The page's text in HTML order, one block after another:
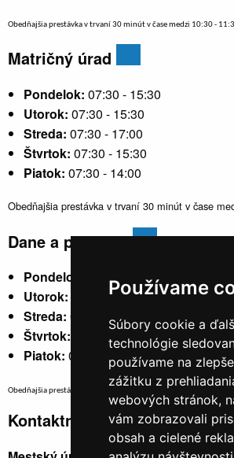
Používame
Súbory cookie a
technológie
používame na
zážitku z
webových stránok,
vám zobrazovali
obsah a cielené
Obedňajšia prestávka v trvaní 30 minút v čase medzi 10:30 -
Matričný úrad
Pondelok: 07:30 - 15:30
Utorok: 07:30 - 15:30
Streda: 07:30 - 17:00
Štvrtok: 07:30 - 15:30
Piatok: 07:30 - 14:00
Obedňajšia prestávka v trvaní 30 minút v čase
Dane a poplatky
Pondelok:
07:30 - 15:30
Utorok:
nestránkový
Streda: 07:30 - 17:00
Štvrtok:
nestránkový
Piatok: 07:30 - 14:00
Obedňajšia prestávka v trvaní 30 minút v čase medzi 10:30 -
Kontaktné údaje